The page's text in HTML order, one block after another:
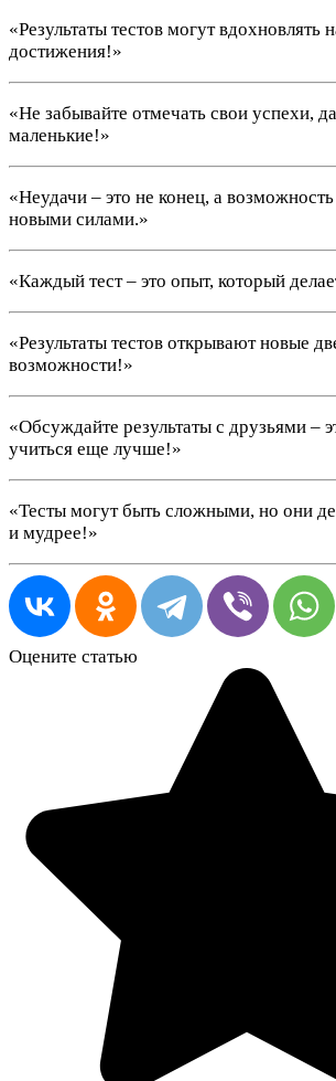
«Результаты тестов могут вдохновлять
достижения!»
«Не забывайте отмечать свои успехи,
маленькие!»
«Неудачи – это не конец, а возможность
новыми силами.»
«Каждый тест – это опыт, который
«Результаты тестов открывают новые
возможности!»
«Обсуждайте результаты с друзьями –
учиться еще лучше!»
«Тесты могут быть сложными, но они
и мудрее!»
Оцените статью